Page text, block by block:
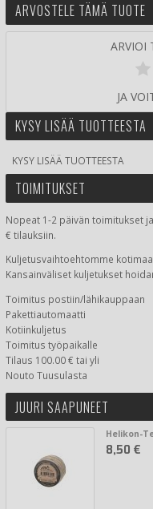
ARVOSTELE TÄMÄ TUOTE
ARVIOI
JA
KYSY LISÄÄ TUOTTEESTA
KYSY LISÄÄ TUOTTEESTA
TOIMITUKSET
Nopeat 1-2 päivän toimitukset
€ tilauksiin.
Kuljetusvaihtoehtomme
Kansainväliset kuljetukset
Toimitus postiin/lähikauppaan
Pakettiautomaatti
Kotiinkuljetus
Toimitus työpaikalle
Tilaus 100.00 € tai yli
Nouto Tuusulasta
JUURI SAAPUNEET
Helikon-
8,50 €